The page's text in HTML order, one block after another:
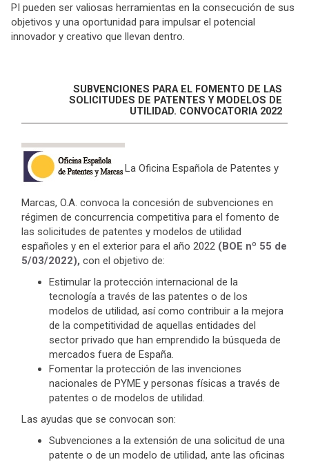
PI pueden ser valiosas herramientas en la consecución de sus
objetivos y una oportunidad para impulsar el potencial
innovador y creativo que llevan dentro.
SUBVENCIONES PARA EL FOMENTO DE LAS
SOLICITUDES DE PATENTES Y MODELOS DE
UTILIDAD. CONVOCATORIA 2022
La Oficina Española de Patentes y
Marcas, O.A. convoca la concesión de subvenciones en
régimen de concurrencia competitiva para el fomento de
las solicitudes de patentes y modelos de utilidad
españoles y en el exterior para el año 2022 (BOE nº 55 de
5/03/2022), con el objetivo de:
Estimular la protección internacional de la
tecnología a través de las patentes o de los
modelos de utilidad, así como contribuir a la mejora
de la competitividad de aquellas entidades del
sector privado que han emprendido la búsqueda de
mercados fuera de España.
Fomentar la protección de las invenciones
nacionales de PYME y personas físicas a través de
patentes o de modelos de utilidad.
Las ayudas que se convocan son:
Subvenciones a la extensión de una solicitud de una
patente o de un modelo de utilidad, ante las oficinas